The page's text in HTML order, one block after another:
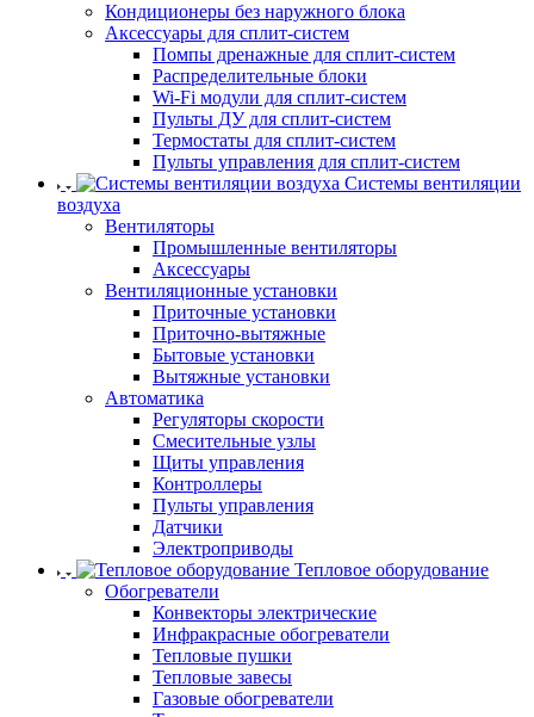
Кондиционеры без наружного блока
Аксессуары для сплит-систем
Помпы дренажные для сплит-систем
Распределительные блоки
Wi-Fi модули для сплит-систем
Пульты ДУ для сплит-систем
Термостаты для сплит-систем
Пульты управления для сплит-систем
Системы вентиляции
воздуха
Вентиляторы
Промышленные вентиляторы
Аксессуары
Вентиляционные установки
Приточные установки
Приточно-вытяжные
Бытовые установки
Вытяжные установки
Автоматика
Регуляторы скорости
Смесительные узлы
Щиты управления
Контроллеры
Пульты управления
Датчики
Электроприводы
Тепловое оборудование
Обогреватели
Конвекторы электрические
Инфракрасные обогреватели
Тепловые пушки
Тепловые завесы
Газовые обогреватели